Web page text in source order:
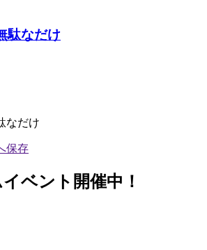
駄なだけ
なだけ
ベント開催中！